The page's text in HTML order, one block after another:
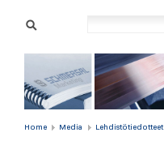
Home Media Lehdistötiedotteet